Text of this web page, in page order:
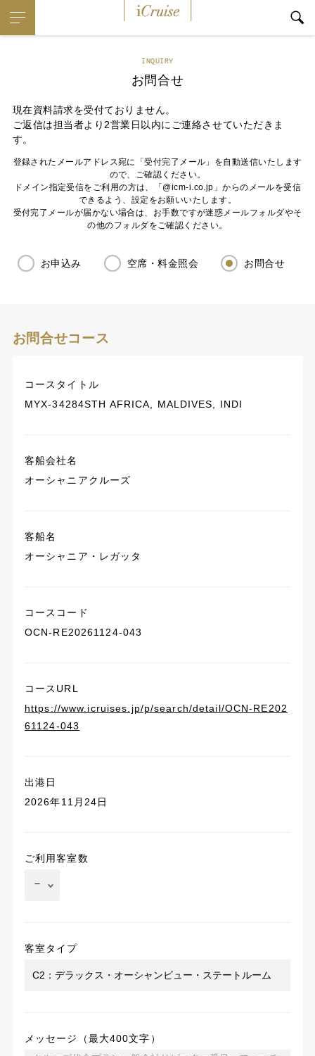
INQUIRY
お問合せ
現在資料請求を受付ておりません。
ご返信は担当者より2営業日以内にご連絡させていただきま
す。
登録されたメールアドレス宛に「受付完了メール」を自動送信いたします
ので、ご確認ください。
ドメイン指定受信をご利用の方は、「@icm-i.co.jp」からのメールを受信
できるよう、設定をお願いいたします。
受付完了メールが届かない場合は、お手数ですが迷惑メールフォルダやそ
の他のフォルダをご確認ください。
お申込み 空席・料金照会 お問合せ
お問合せコース
コースタイトル
MYX-34284STH AFRICA, MALDIVES, INDI
客船会社名
オーシャニアクルーズ
客船名
オーシャニア・レガッタ
コースコード
OCN-RE20261124-043
コースURL
https://www.icruises.jp/p/search/detail/OCN-RE202
61124-043
出港日
2026年11月24日
ご利用客室数
客室タイプ
メッセージ（最大400文字）